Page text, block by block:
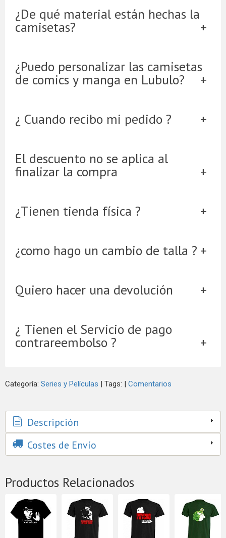
¿De qué material están hechas la
camisetas?
¿Puedo personalizar las camisetas
de comics y manga en Lubulo?
¿ Cuando recibo mi pedido ?
El descuento no se aplica al
finalizar la compra
¿Tienen tienda física ?
¿como hago un cambio de talla ?
Quiero hacer una devolución
¿ Tienen el Servicio de pago
contrareembolso ?
Categoría: Series y Películas | Tags: | Comentarios
Descripción
Costes de Envío
Productos Relacionados